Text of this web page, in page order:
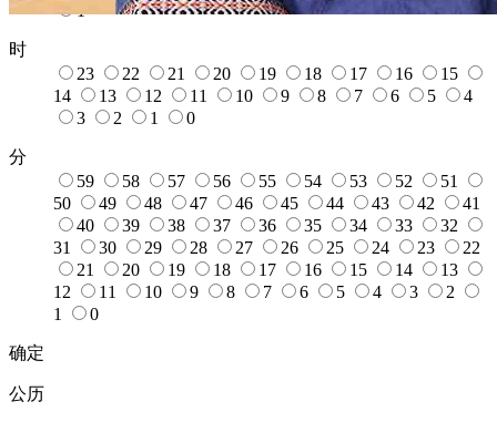
1
时
23
22 21 20 19 18 17 16
15
14
13 12 11 10 9 8 7 6 5
4
3
2 1 0
分
59
58 57 56 55 54 53 52
51
50
49 48 47 46 45 44 43 42
41
40
39 38 37 36 35 34 33
32
31
30 29 28 27 26 25 24 23
22
21
20 19 18 17 16 15 14
13
12
11 10 9 8 7 6 5 4 3
2
1
0
确定
公历